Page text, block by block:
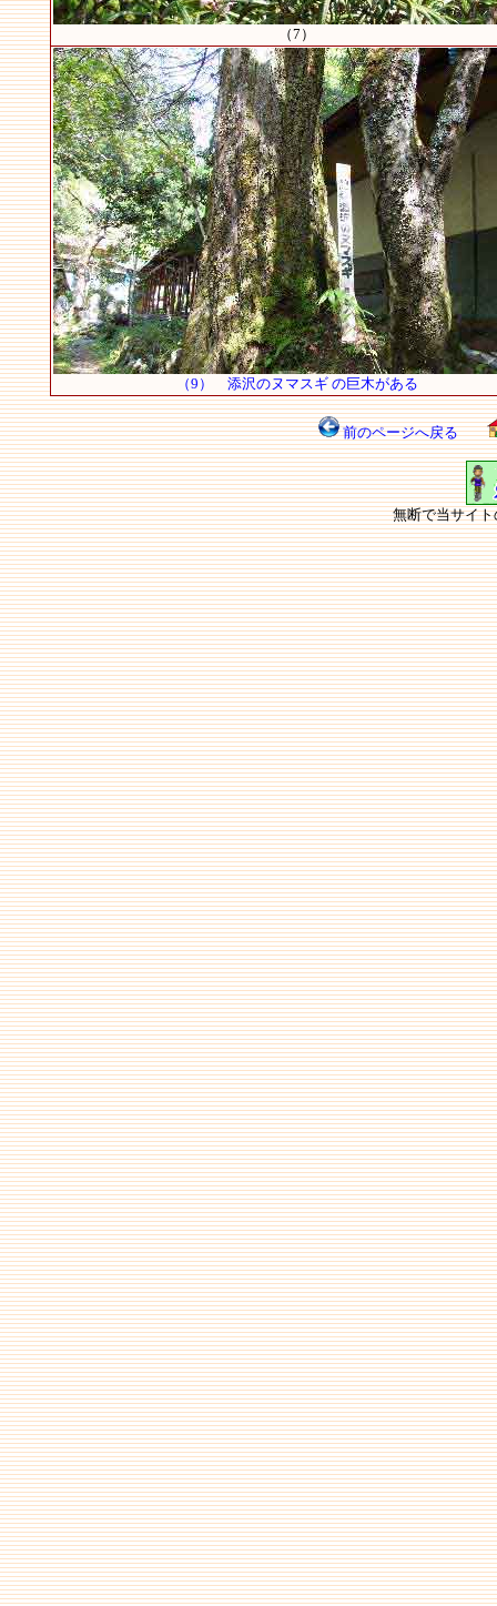
（7）
（9） 添沢のヌマスギ の巨木がある
前のページへ戻る
無断で当サイ